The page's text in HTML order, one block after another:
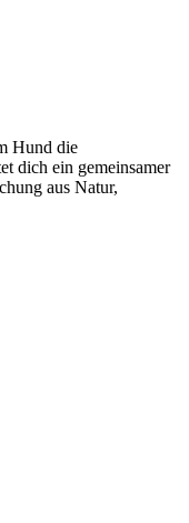
Hund die
dich ein gemeinsamer
aus Natur,